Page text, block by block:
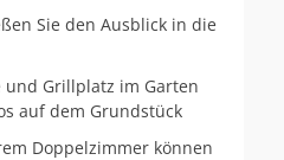
Sie den Ausblick in die
und Grillplatz im Garten
auf dem Grundstück
Doppelzimmer können